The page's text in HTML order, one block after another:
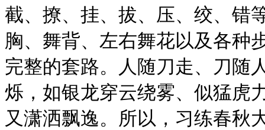
截、撩、挂、拔、压、绞、错
胸、舞背、左右舞花以及各种
完整的套路。人随刀走、刀随
烁，如银龙穿云绕雾、似猛虎
又潇洒飘逸。所以，习练春秋